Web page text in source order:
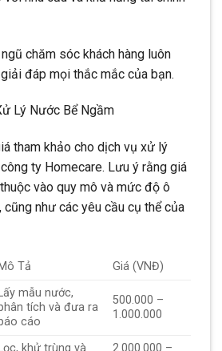
chăm sóc khách hàng luôn
đáp mọi thắc mắc của bạn.
Lý Nước Bể Ngầm
tham khảo cho dịch vụ xử lý
ty Homecare. Lưu ý rằng giá
vào quy mô và mức độ ô
cũng như các yêu cầu cụ thể của
Mô Tả
Giá (VNĐ)
Lấy mẫu nước,
tích và đưa ra
báo cáo
500.000 –
1.000.000
Lọc, khử trùng và
2.000.000 –